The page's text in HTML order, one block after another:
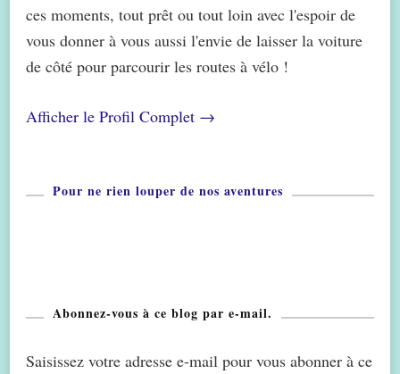
ces moments, tout prêt ou tout loin avec l'espoir de
vous donner à vous aussi l'envie de laisser la voiture
de côté pour parcourir les routes à vélo !
Afficher le Profil Complet →
Pour ne rien louper de nos aventures
Abonnez-vous à ce blog par e-mail.
Saisissez votre adresse e-mail pour vous abonner à ce